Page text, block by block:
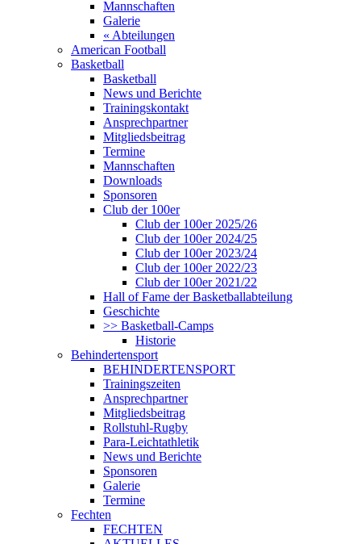
Mannschaften
Galerie
« Abteilungen
American Football
Basketball
Basketball
News und Berichte
Trainingskontakt
Ansprechpartner
Mitgliedsbeitrag
Termine
Mannschaften
Downloads
Sponsoren
Club der 100er
Club der 100er 2025/26
Club der 100er 2024/25
Club der 100er 2023/24
Club der 100er 2022/23
Club der 100er 2021/22
Hall of Fame der Basketballabteilung
Geschichte
>> Basketball-Camps
Historie
Behindertensport
BEHINDERTENSPORT
Trainingszeiten
Ansprechpartner
Mitgliedsbeitrag
Rollstuhl-Rugby
Para-Leichtathletik
News und Berichte
Sponsoren
Galerie
Termine
Fechten
FECHTEN